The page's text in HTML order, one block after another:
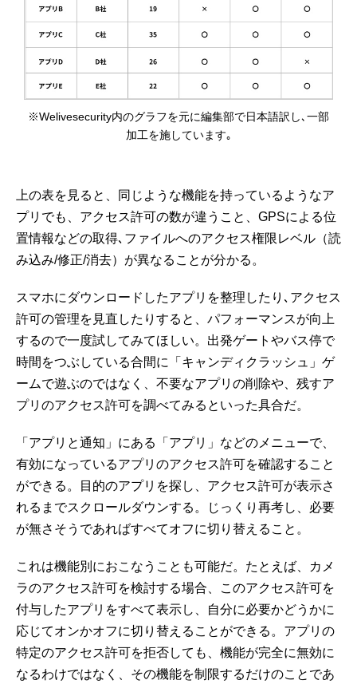
※Welivesecurity内のグラフを元に編集部で日本語訳し､一部
加工を施しています｡
上の表を見ると、同じような機能を持っているようなア
プリでも、アクセス許可の数が違うこと、GPSによる位
置情報などの取得､ファイルへのアクセス権限レベル（読
み込み/修正/消去）が異なることが分かる。
スマホにダウンロードしたアプリを整理したり､アクセス
許可の管理を見直したりすると、パフォーマンスが向上
するので一度試してみてほしい。出発ゲートやバス停で
時間をつぶしている合間に「キャンディクラッシュ」ゲ
ームで遊ぶのではなく、不要なアプリの削除や、残すア
プリのアクセス許可を調べてみるといった具合だ。
「アプリと通知」にある「アプリ」などのメニューで、
有効になっているアプリのアクセス許可を確認すること
ができる。目的のアプリを探し、アクセス許可が表示さ
れるまでスクロールダウンする。じっくり再考し、必要
が無さそうであればすべてオフに切り替えること。
これは機能別におこなうことも可能だ。たとえば、カメ
ラのアクセス許可を検討する場合、このアクセス許可を
付与したアプリをすべて表示し、自分に必要かどうかに
応じてオンかオフに切り替えることができる。アプリの
特定のアクセス許可を拒否しても、機能が完全に無効に
なるわけではなく、その機能を制限するだけのことであ